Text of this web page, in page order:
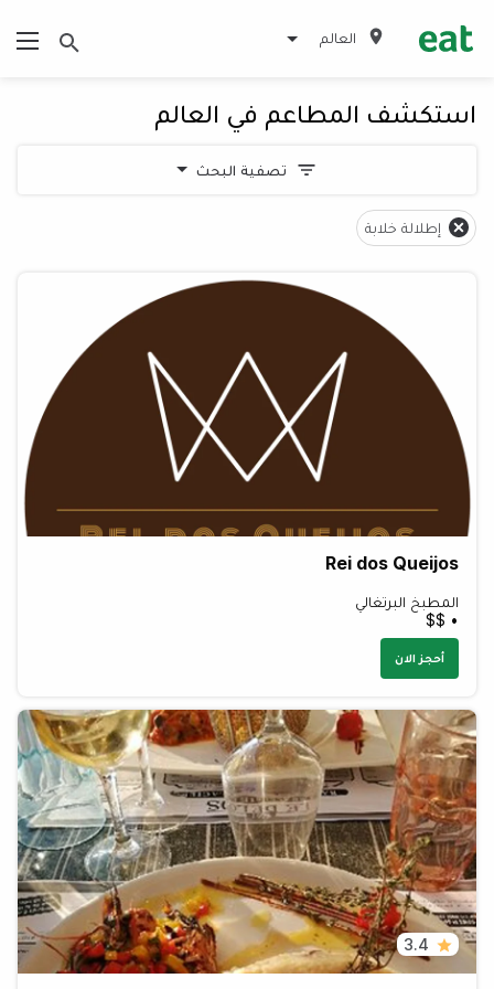
العالم
استكشف المطاعم في العالم
تصفية البحث
إطلالة خلابة
Rei dos Queijos
المطبخ البرتغالي
• $$
أحجز الان
3.4